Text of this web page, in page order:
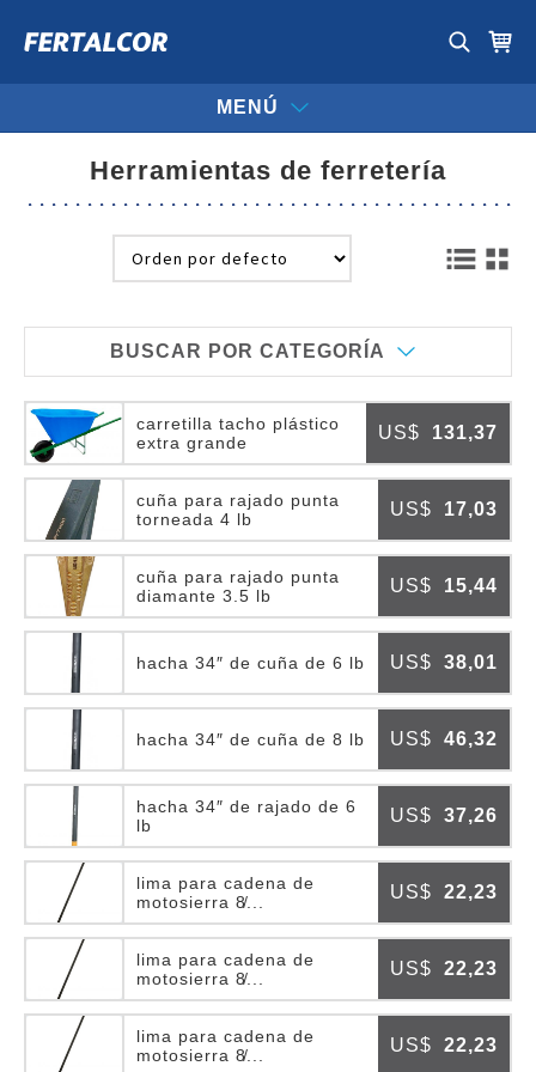
MENÚ
herramientas de ferretería
BUSCAR POR CATEGORÍA
carretilla tacho plástico
extra grande
US$ 131,37
cuña para rajado punta
torneada 4 lb
US$ 17,03
cuña para rajado punta
diamante 3.5 lb
US$ 15,44
hacha 34″ de cuña de 6 lb US$ 38,01
hacha 34″ de cuña de 8 lb US$ 46,32
hacha 34″ de rajado de 6
lb
US$ 37,26
lima para cadena de
motosierra 8̸...
US$ 22,23
lima para cadena de
motosierra 8̸...
US$ 22,23
lima para cadena de
motosierra 8̸...
US$ 22,23